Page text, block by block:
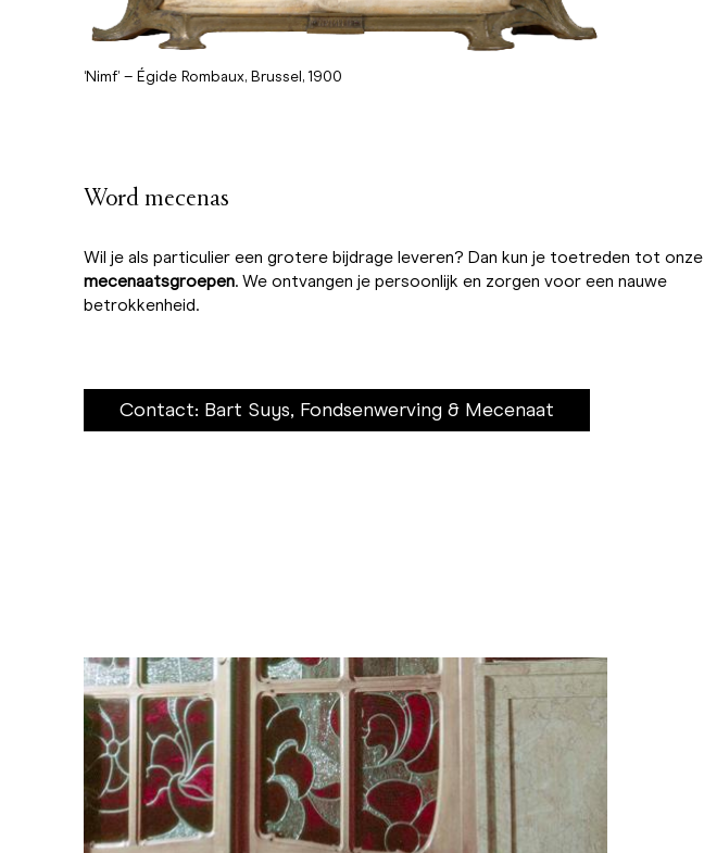
‘Nimf’ – Égide Rombaux, Brussel, 1900
Word mecenas
Wil je als particulier een grotere bijdrage leveren? Dan kun je toetreden tot onze
mecenaatsgroepen. We ontvangen je persoonlijk en zorgen voor een nauwe
betrokkenheid.
Contact: Bart Suys, Fondsenwerving & Mecenaat